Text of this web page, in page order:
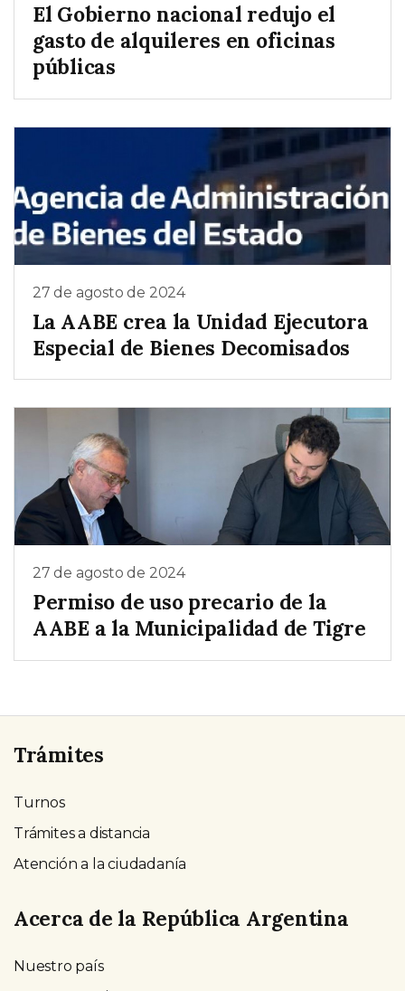
El Gobierno nacional redujo el
gasto de alquileres en oficinas
públicas
27 de agosto de 2024
La AABE crea la Unidad Ejecutora
Especial de Bienes Decomisados
27 de agosto de 2024
Permiso de uso precario de la
AABE a la Municipalidad de Tigre
Trámites
Turnos
Trámites a distancia
Atención a la ciudadanía
Acerca de la República Argentina
Nuestro país